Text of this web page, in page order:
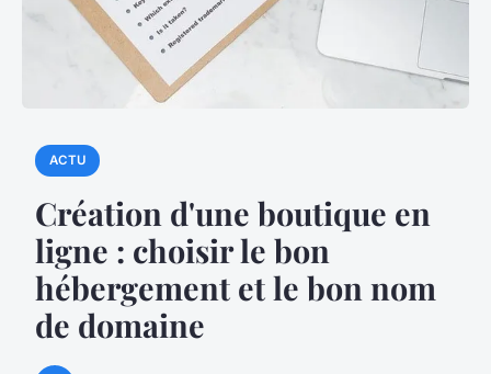
ACTU
Création d'une boutique en
ligne : choisir le bon
hébergement et le bon nom
de domaine